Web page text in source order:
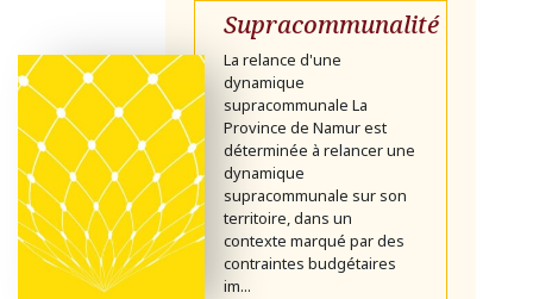
Supracommunalité
La relance d'une
dynamique
supracommunale La
Province de Namur est
déterminée à relancer une
dynamique
supracommunale sur son
territoire, dans un
contexte marqué par des
contraintes budgétaires
im...